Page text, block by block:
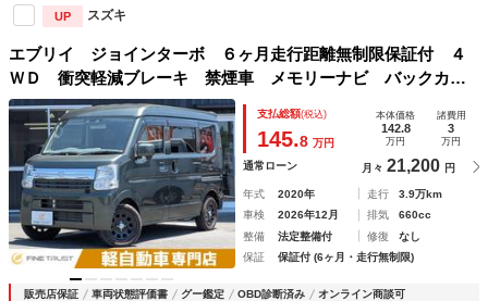
UP スズキ
エブリイ ジョインターボ ６ヶ月走行距離無制限保証付 ４
ＷＤ 衝突軽減ブレーキ 禁煙車 メモリーナビ バックカメ
ラ クリアランスソナー ＬＥＤヘッドライト 純正リヤエア
ロ Ｂｌｕｅｔｏｏｔｈ フルセグＴＶ ＥＴＣ 盗難防止装
置
支払総額(税込)
145.8 万円
本体価格
142.8
万円
諸費用
3
万円
通常ローン 月々 21,200 円
年式 2020年 走行
3.9万km
車検
2026年12月 排気
660cc
整備
法定整備付 修復
なし
保証
保証付 (6ヶ月・走行無制限)
販売店保証 車両状態評価書 グー鑑定 OBD診断済み
オンライン商談可